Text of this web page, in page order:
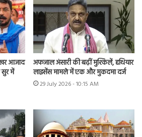
आजाद
सुर में
अफजाल अंसारी की बढ़ीं मुश्किलें, हथियार
लाइसेंस मामले में एक और मुकदमा दर्ज
29 July 2026 - 10:15 AM